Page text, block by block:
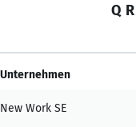
Q R
Unternehmen
New Work SE